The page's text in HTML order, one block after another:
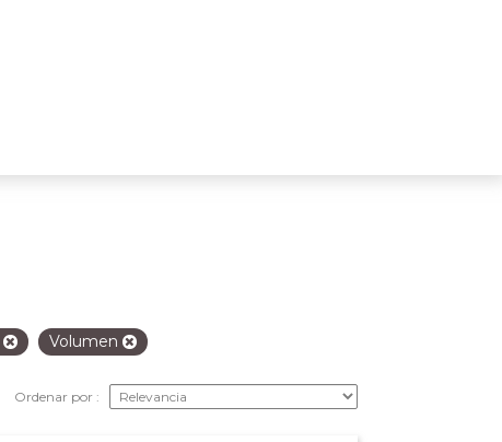
Volumen
Ordenar por